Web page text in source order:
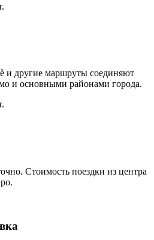
и другие маршруты соединяют
и основными районами города.
Стоимость поездки из центра